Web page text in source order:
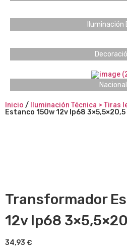
Iluminación
Nacional
Inicio / Iluminación Técnica > Tiras
Estanco 150w 12v Ip68 3×5,5×20,5
Transformador
12v Ip68
34,93 €